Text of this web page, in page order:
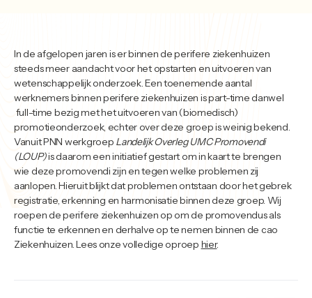
In de afgelopen jaren is er binnen de perifere ziekenhuizen
steeds meer aandacht voor het opstarten en uitvoeren van
wetenschappelijk onderzoek. Een toenemende aantal
werknemers binnen perifere ziekenhuizen is part-time danwel
full-time bezig met het uitvoeren van (biomedisch)
promotieonderzoek, echter over deze groep is weinig bekend.
Vanuit PNN werkgroep Landelijk Overleg UMC Promovendi
(LOUP)is daarom een initiatief gestart om in kaart te brengen
wie deze promovendi zijn en tegen welke problemen zij
aanlopen. Hieruit blijkt dat problemen ontstaan door het gebrek
registratie, erkenning en harmonisatie binnen deze groep. Wij
roepen de perifere ziekenhuizen op om de promovendus als
functie te erkennen en derhalve op te nemen binnen de cao
Ziekenhuizen. Lees onze volledige oproep hier.